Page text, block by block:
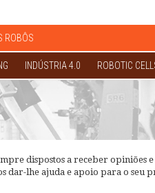
ROBÔS
INDÚSTRIA 4.0 ROBOTIC
dispostos a receber
dar-lhe ajuda e apoio para o seu